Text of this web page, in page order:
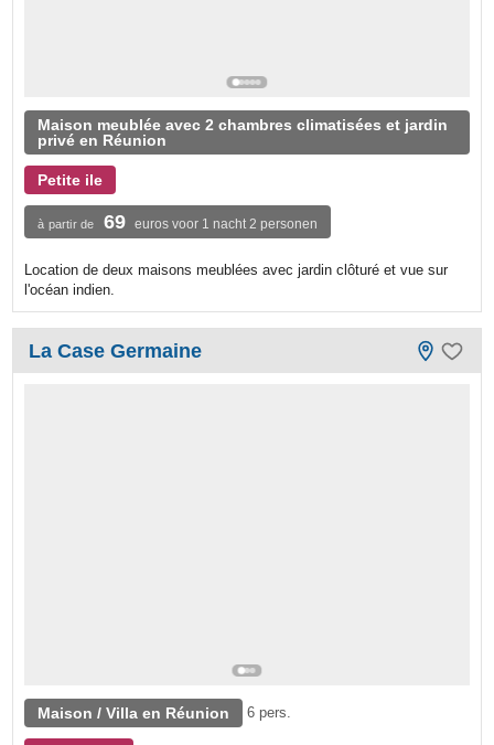
Maison meublée avec 2 chambres climatisées et jardin
privé en Réunion
Petite ile
à partir de 69 euros voor 1 nacht 2 personen
Location de deux maisons meublées avec jardin clôturé et vue sur
l'océan indien.
La Case Germaine
Maison / Villa en Réunion 6 pers.